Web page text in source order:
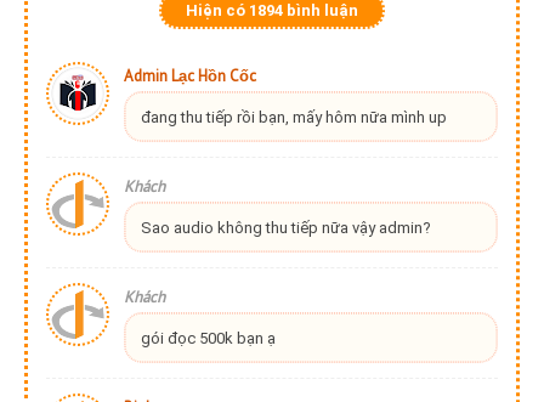
Hiện có 1894 bình luận
Admin Lạc Hồn Cốc
đang thu tiếp rồi bạn, mấy hôm nữa mình up
Khách
Sao audio không thu tiếp nữa vậy admin?
Khách
gói đọc 500k bạn ạ